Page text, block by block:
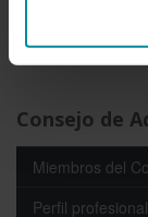
Consejo de
Miembros del
Perfil profesional